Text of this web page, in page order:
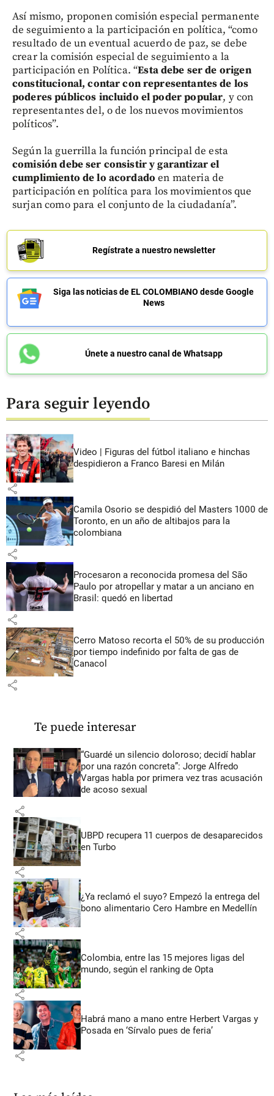
Así mismo, proponen comisión especial permanente
de seguimiento a la participación en política, “como
resultado de un eventual acuerdo de paz, se debe
crear la comisión especial de seguimiento a la
participación en Política. “Esta debe ser de origen
constitucional, contar con representantes de los
poderes públicos incluido el poder popular, y con
representantes del, o de los nuevos movimientos
políticos”.
Según la guerrilla la función principal de esta
comisión debe ser consistir y garantizar el
cumplimiento de lo acordado en materia de
participación en política para los movimientos que
surjan como para el conjunto de la ciudadanía”.
Regístrate a nuestro newsletter
Siga las noticias de EL COLOMBIANO desde Google
News
Únete a nuestro canal de Whatsapp
Para seguir leyendo
Video | Figuras del fútbol italiano e hinchas
despidieron a Franco Baresi en Milán
share
Camila Osorio se despidió del Masters 1000 de
Toronto, en un año de altibajos para la
colombiana
share
Procesaron a reconocida promesa del São
Paulo por atropellar y matar a un anciano en
Brasil: quedó en libertad
share
Cerro Matoso recorta el 50% de su producción
por tiempo indefinido por falta de gas de
Canacol
share
Te puede interesar
“Guardé un silencio doloroso; decidí hablar
por una razón concreta”: Jorge Alfredo
Vargas habla por primera vez tras acusación
de acoso sexual
share
UBPD recupera 11 cuerpos de desaparecidos
en Turbo
share
¿Ya reclamó el suyo? Empezó la entrega del
bono alimentario Cero Hambre en Medellín
share
Colombia, entre las 15 mejores ligas del
mundo, según el ranking de Opta
share
Habrá mano a mano entre Herbert Vargas y
Posada en ‘Sírvalo pues de feria’
share